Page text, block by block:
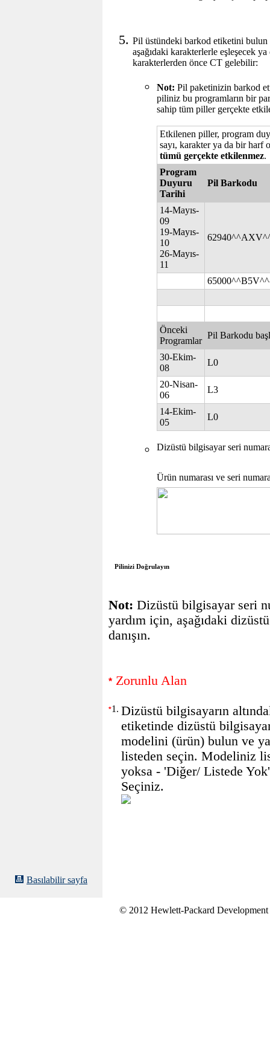
Pil üstündeki barkod etiketini
aşağıdaki karakterlerle eşleşecek
karakterlerden önce CT gelebilir:
Not: Pil paketinizin barkod
piliniz bu programların bir
sahip tüm piller gerçekte
Etkilenen piller, program
sayı, karakter ya da bir harf
tümü gerçekte etkilenmez.
Program
Duyuru
Tarihi
Pil Barkodu
14-Mayıs-
09
19-Mayıs-
10
26-Mayıs-
11
Önceki
Programlar
Pil Barkodu
30-Ekim-
08
L0
20-Nisan-
06
L3
14-Ekim-
05
L0
Dizüstü bilgisayar seri
Ürün numarası ve seri
Pilinizi Doğrulayın
Not: Dizüstü bilgisayar seri
yardım için, aşağıdaki
danışın.
* Zorunlu Alan
*1. Dizüstü bilgisayarın
etiketinde dizüstü
modelini (ürün) bulun ve
listeden seçin. Modeliniz
yoksa - 'Diğer/ Listede
Seçiniz.
Basılabilir sayfa
© 2012 Hewlett-Packard Development